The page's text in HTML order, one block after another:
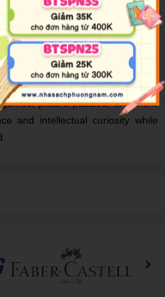
is the perfect first workbook for
thinking skills. Through engaging
activities such as drawing, cutting
picture puzzles, and more
and intellectual curiosity while